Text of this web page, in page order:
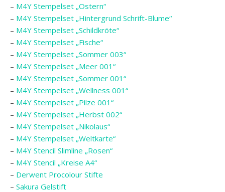
– M4Y Stempelset „Ostern“
– M4Y Stempelset „Hintergrund Schrift-Blume“
– M4Y Stempelset „Schildkröte“
– M4Y Stempelset „Fische“
– M4Y Stempelset „Sommer 003“
– M4Y Stempelset „Meer 001“
– M4Y Stempelset „Sommer 001“
– M4Y Stempelset „Wellness 001“
– M4Y Stempelset „Pilze 001“
– M4Y Stempelset „Herbst 002“
– M4Y Stempelset „Nikolaus“
– M4Y Stempelset „Weltkarte“
– M4Y Stencil Slimline „Rosen“
– M4Y Stencil „Kreise A4“
– Derwent Procolour Stifte
– Sakura Gelstift